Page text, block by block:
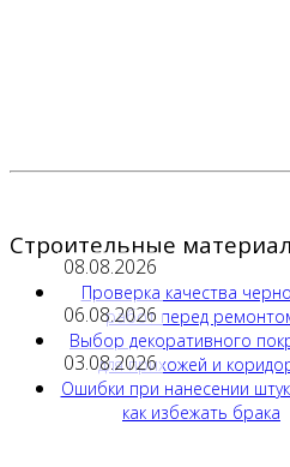
Строительные
08.08.2026
Проверка качества
работ перед
06.08.2026
Выбор декоративного
для прихожей и
03.08.2026
Ошибки при нанесении
как избежать брака